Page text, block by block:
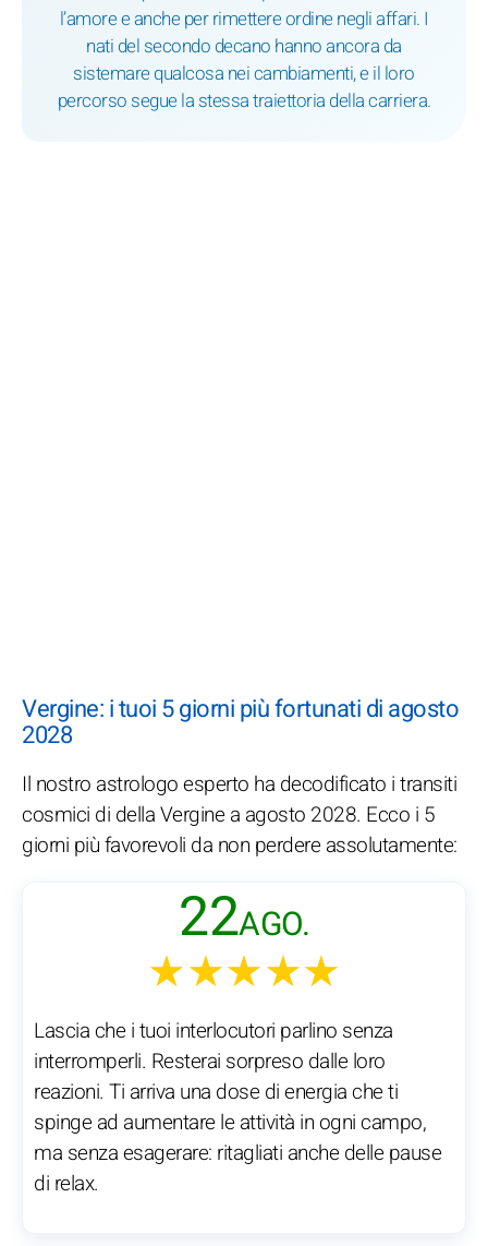
l’amore e anche per rimettere ordine negli affari. I
nati del secondo decano hanno ancora da
sistemare qualcosa nei cambiamenti, e il loro
percorso segue la stessa traiettoria della carriera.
Vergine: i tuoi 5 giorni più fortunati di agosto
2028
Il nostro astrologo esperto ha decodificato i transiti
cosmici di della Vergine a agosto 2028. Ecco i 5
giorni più favorevoli da non perdere assolutamente:
22AGO.
★★★★★
Lascia che i tuoi interlocutori parlino senza
interromperli. Resterai sorpreso dalle loro
reazioni. Ti arriva una dose di energia che ti
spinge ad aumentare le attività in ogni campo,
ma senza esagerare: ritagliati anche delle pause
di relax.